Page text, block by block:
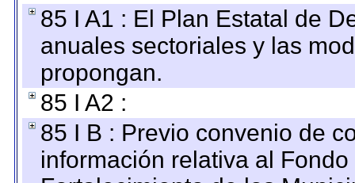
85 I A1 : El Plan Estatal de
anuales sectoriales y las
propongan.
85 I A2 :
85 I B : Previo convenio de
información relativa al